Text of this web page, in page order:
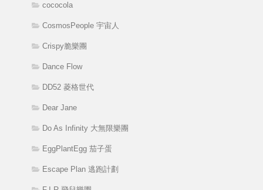
cococola
CosmosPeople 宇宙人
Crispy脆樂團
Dance Flow
DD52 菱格世代
Dear Jane
Do As Infinity 大無限樂團
EggPlantEgg 茄子蛋
Escape Plan 逃跑計劃